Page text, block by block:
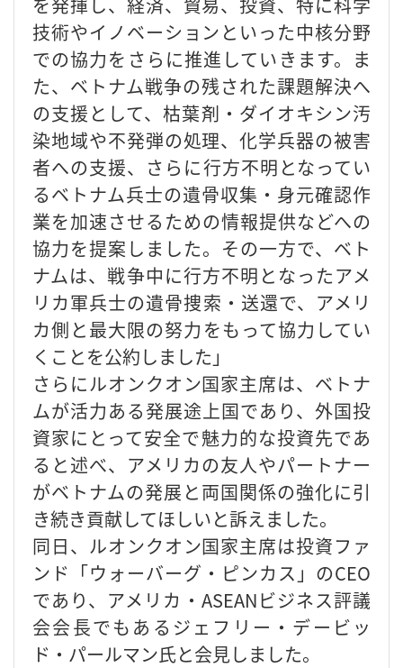
技術やイノベーションといった中核分野
での協力をさらに推進していきます。ま
た、ベトナム戦争の残された課題解決へ
の支援として、枯葉剤・ダイオキシン汚
染地域や不発弾の処理、化学兵器の被害
者への支援、さらに行方不明となってい
るベトナム兵士の遺骨収集・身元確認作
業を加速させるための情報提供などへの
協力を提案しました。その一方で、ベト
ナムは、戦争中に行方不明となったアメ
リカ軍兵士の遺骨捜索・送還で、アメリ
カ側と最大限の努力をもって協力してい
くことを公約しました」
さらにルオンクオン国家主席は、ベトナ
ムが活力ある発展途上国であり、外国投
資家にとって安全で魅力的な投資先であ
ると述べ、アメリカの友人やパートナー
がベトナムの発展と両国関係の強化に引
き続き貢献してほしいと訴えました。
同日、ルオンクオン国家主席は投資ファ
ンド「ウォーバーグ・ピンカス」のCEO
であり、アメリカ・ASEANビジネス評議
会会長でもあるジェフリー・デービッ
ド・パールマン氏と会見しました。